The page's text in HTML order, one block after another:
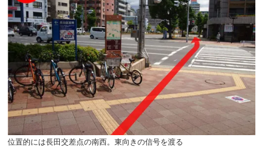
位置的には長田交差点の南西。東向きの信号を渡る